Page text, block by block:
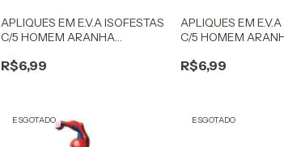
APLIQUES EM E.V.A ISOFESTAS
C/5 HOMEM ARANHA
R$6,99
APLIQUES EM
C/5 HOMEM
R$6,99
ESGOTADO ESGOTADO